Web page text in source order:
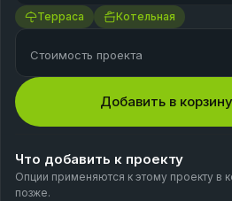
Терраса Котельная
Стоимость проекта
Добавить в корзину
Что добавить к проекту
Опции применяются к этому проекту в
позже.